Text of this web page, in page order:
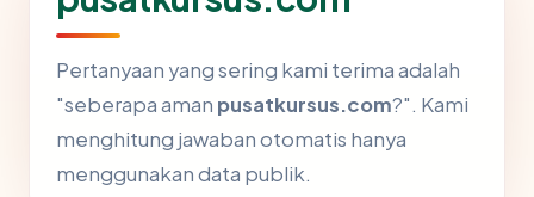
Pertanyaan yang sering kami terima adalah
"seberapa aman pusatkursus.com?". Kami
menghitung jawaban otomatis hanya
menggunakan data publik.